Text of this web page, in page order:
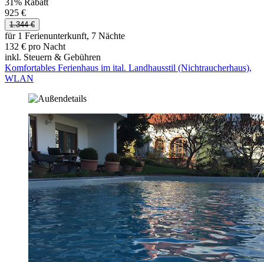
925 €
1.344 €
für 1 Ferienunterkunft, 7 Nächte
132 € pro Nacht
inkl. Steuern & Gebühren
Komfortables Ferienhaus im ital. Landhausstil (Nichtraucherhaus),
WLAN